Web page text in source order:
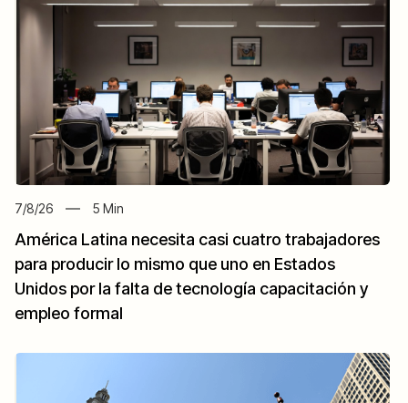
7/8/26 5 Min
América Latina necesita casi cuatro trabajadores
para producir lo mismo que uno en Estados
Unidos por la falta de tecnología capacitación y
empleo formal